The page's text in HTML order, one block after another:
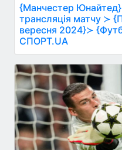
{Манчестер
трансляція матчу ≻
вересня 2024}≻
СПОРТ.UA